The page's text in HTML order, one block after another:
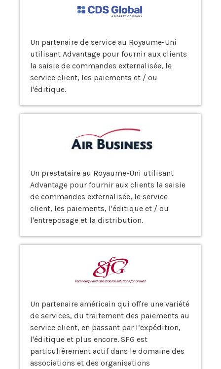
Un partenaire de service au Royaume-Uni
utilisant Advantage pour fournir aux clients
la saisie de commandes externalisée, le
service client, les paiements et / ou
l'éditique.
Un prestataire au Royaume-Uni utilisant
Advantage pour fournir aux clients la saisie
de commandes externalisée, le service
client, les paiements, l'éditique et / ou
l'entreposage et la distribution.
Un partenaire américain qui offre une variété
de services, du traitement des paiements au
service client, en passant par l’expédition,
l'éditique et plus encore. SFG est
particulièrement actif dans le domaine des
associations et des organisations